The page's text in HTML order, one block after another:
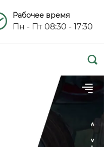
Рабочее время
Пн - Пт 08:30 - 17:30
